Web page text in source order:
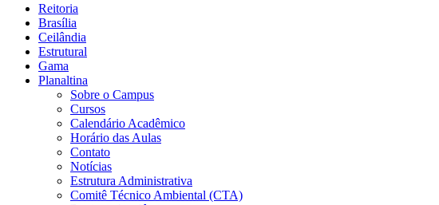
Reitoria
Brasília
Ceilândia
Estrutural
Gama
Planaltina
Sobre o Campus
Cursos
Calendário Acadêmico
Horário das Aulas
Contato
Notícias
Estrutura Administrativa
Comitê Técnico Ambiental (CTA)